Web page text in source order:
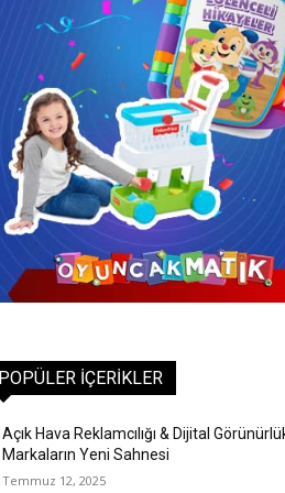
İÇERIKLER
Açık Hava Reklamcılığı & Dijital
Markaların Yeni Sahnesi
Temmuz 12, 2025